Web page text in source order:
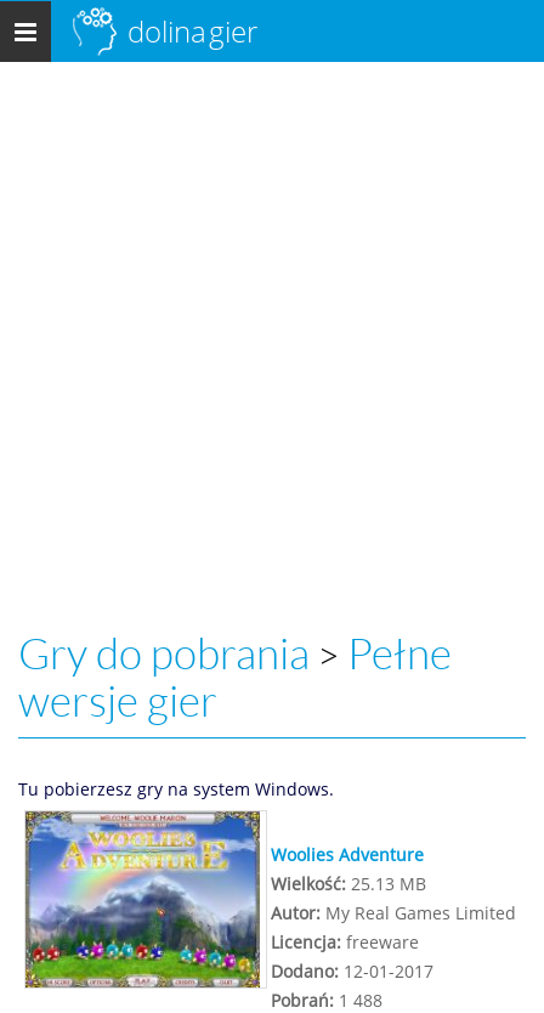
Menu
główne
dolinagier
Gry do pobrania > Pełne
wersje gier
Tu pobierzesz gry na system Windows.
Woolies Adventure
Wielkość: 25.13 MB
Autor: My Real Games Limited
Licencja: freeware
Dodano: 12-01-2017
Pobrań: 1 488